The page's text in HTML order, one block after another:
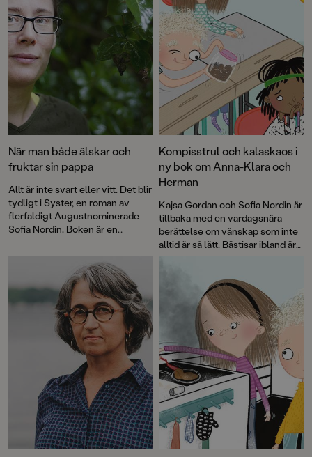
När man både älskar och
fruktar sin pappa
Allt är inte svart eller vitt. Det blir
tydligt i Syster, en roman av
flerfaldigt Augustnominerade
Sofia Nordin. Boken är en
och den första stora kärleken.
Kompisstrul och kalaskaos i
ny bok om Anna-Klara och
Herman
Kajsa Gordan och Sofia Nordin är
tillbaka med en vardagsnära
berättelse om vänskap som inte
alltid är så lätt. Bästisar ibland är
den andra delen i serien om
illustrationer av Matilda Salmén.